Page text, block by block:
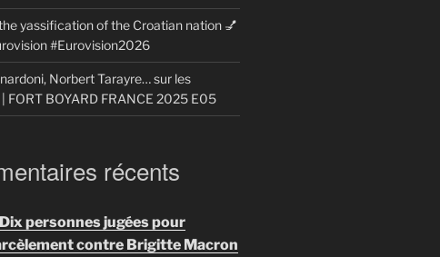
yassification of the Croatian nation 💅
#Eurovision2026
Norbert Tarayre… sur les
FORT BOYARD FRANCE 2025 E05
récents
Dix personnes jugées pour
contre Brigitte Macron